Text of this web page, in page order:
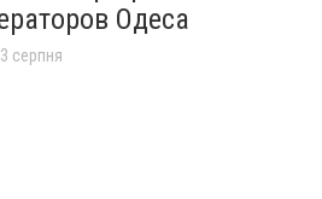
Одеса
серпня